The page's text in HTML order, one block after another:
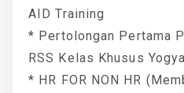
AID Training
* Pertolongan Pertama
RSS Kelas Khusus
* HR FOR NON HR